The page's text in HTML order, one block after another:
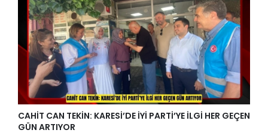
CAHİT CAN TEKİN: KARESİ’DE İYİ PARTİ’YE İLGİ HER GEÇEN
GÜN ARTIYOR